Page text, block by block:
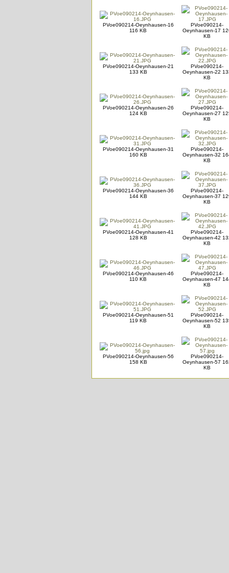
PVoe090214-Oeynhausen-16
116 KB
PVoe090214-
Oeynhausen-17
KB
PVoe090214-Oeynhausen-21
133 KB
PVoe090214-
Oeynhausen-22
KB
PVoe090214-Oeynhausen-26
124 KB
PVoe090214-
Oeynhausen-27
KB
PVoe090214-Oeynhausen-31
160 KB
PVoe090214-
Oeynhausen-32
KB
PVoe090214-Oeynhausen-36
144 KB
PVoe090214-
Oeynhausen-37
KB
PVoe090214-Oeynhausen-41
128 KB
PVoe090214-
Oeynhausen-42
KB
PVoe090214-Oeynhausen-46
110 KB
PVoe090214-
Oeynhausen-47
KB
PVoe090214-Oeynhausen-51
119 KB
PVoe090214-
Oeynhausen-52
KB
PVoe090214-Oeynhausen-56
158 KB
PVoe090214-
Oeynhausen-57
KB